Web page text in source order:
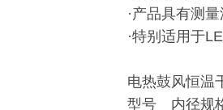
·产品具有测
·特别适用于
电热鼓风恒温
型号 内径规